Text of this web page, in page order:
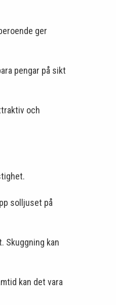
ger
pengar på sikt
och
solljuset på
Skuggning kan
kan det vara